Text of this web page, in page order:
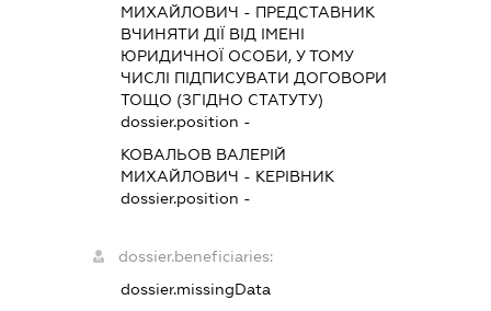
МИХАЙЛОВИЧ - ПРЕДСТАВНИК
ВЧИНЯТИ ДІЇ ВІД ІМЕНІ
ЮРИДИЧНОЇ ОСОБИ, У ТОМУ
ЧИСЛІ ПІДПИСУВАТИ ДОГОВОРИ
ТОЩО (ЗГІДНО СТАТУТУ)
dossier.position -
КОВАЛЬОВ ВАЛЕРІЙ
МИХАЙЛОВИЧ - КЕРІВНИК
dossier.position -
dossier.beneficiaries:
dossier.missingData